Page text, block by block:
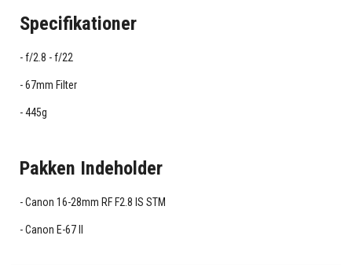
Specifikationer
f/2.8 - f/22
67mm Filter
445g
Pakken Indeholder
Canon 16-28mm RF F2.8 IS STM
Canon E-67 II